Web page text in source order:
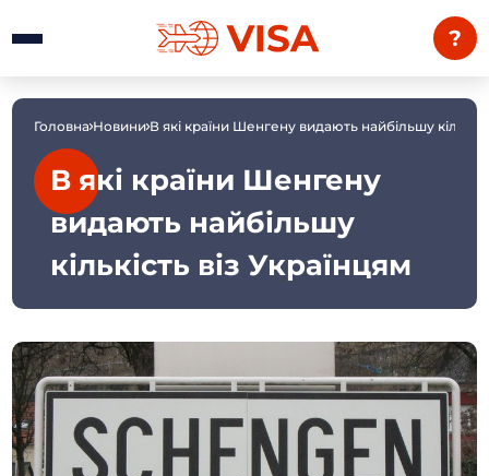
?
Головна Новини В які країни Шенгену видають найбільшу
В які країни Шенгену
видають найбільшу
кількість віз Українцям